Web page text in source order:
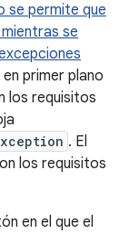
se permite que
se
primer plano
los requisitos
. El
los requisitos
en el que el